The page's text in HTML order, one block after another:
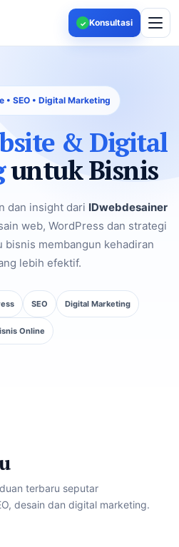
✓ Konsultasi
• SEO • Digital Marketing
& Digital
untuk Bisnis
dan insight dari IDwebdesainer
web, WordPress dan strategi
bisnis membangun kehadiran
lebih efektif.
SEO Digital Marketing
Online
terbaru seputar
desain dan digital marketing.